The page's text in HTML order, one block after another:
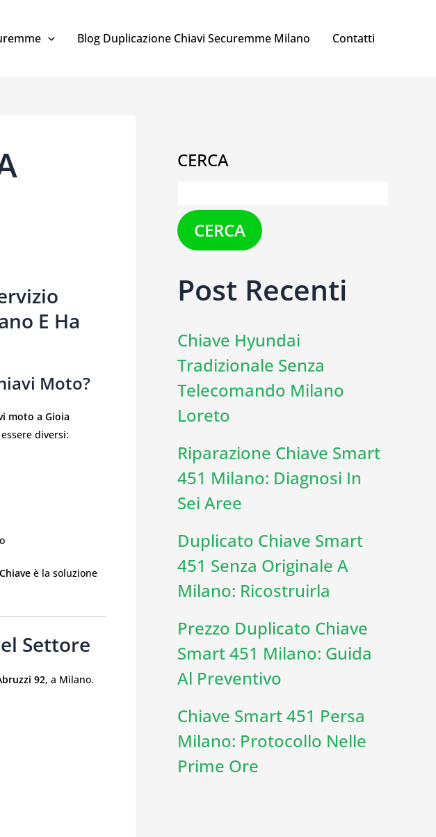
Blog Duplicazione Chiavi Securemme Milano Contatti
E Ha
Moto?
moto a Gioia
diversi:
è la soluzione
Settore
92, a Milano.
CERCA
CERCA
Post Recenti
Chiave Hyundai
Tradizionale Senza
Telecomando Milano
Loreto
Riparazione Chiave Smart
451 Milano: Diagnosi In
Sei Aree
Duplicato Chiave Smart
451 Senza Originale A
Milano: Ricostruirla
Prezzo Duplicato Chiave
Smart 451 Milano: Guida
Al Preventivo
Chiave Smart 451 Persa
Milano: Protocollo Nelle
Prime Ore